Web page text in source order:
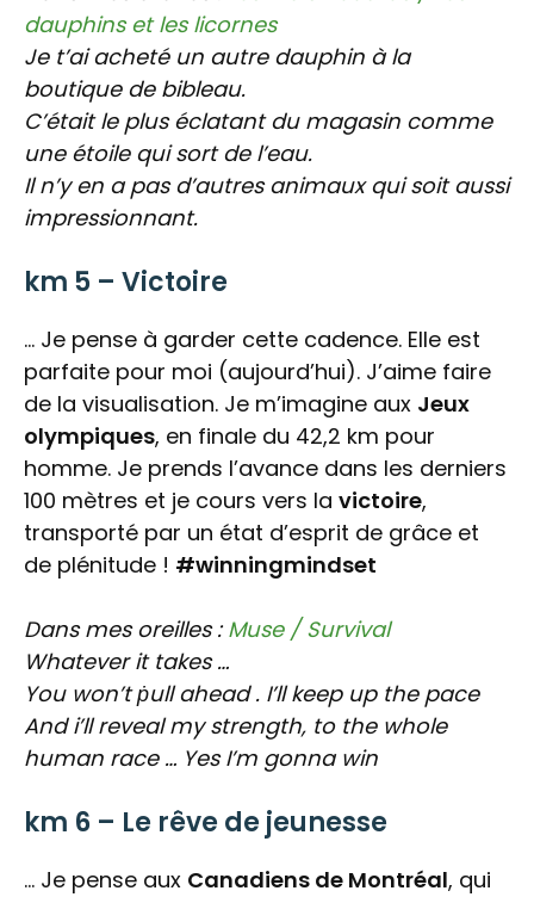
dauphins et les licornes
Je t’ai acheté un autre dauphin à la
boutique de bibleau.
C’était le plus éclatant du magasin comme
une étoile qui sort de l’eau.
Il n’y en a pas d’autres animaux qui soit aussi
impressionnant.
km 5 – Victoire
… Je pense à garder cette cadence. Elle est
parfaite pour moi (aujourd’hui). J’aime faire
de la visualisation. Je m’imagine aux Jeux
olympiques, en finale du 42,2 km pour
homme. Je prends l’avance dans les derniers
100 mètres et je cours vers la victoire,
transporté par un état d’esprit de grâce et
de plénitude ! #winningmindset
Dans mes oreilles : Muse / Survival
Whatever it takes …
You won’t ṗull ahead . I’ll keep up the pace
And i’ll reveal my strength, to the whole
human race … Yes I’m gonna win
km 6 – Le rêve de jeunesse
… Je pense aux Canadiens de Montréal, qui